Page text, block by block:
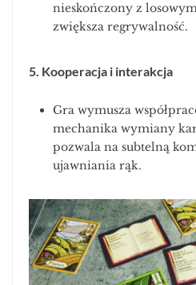
nieskończony z
zwiększa regrywalność.
5. Kooperacja i interakcja
Gra wymusza
mechanika wymiany
pozwala na subtelną
ujawniania rąk.